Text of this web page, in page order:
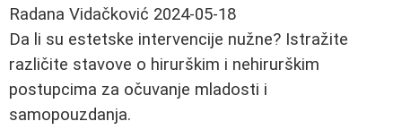
Radana Vidačković 2024-05-18
Da li su estetske intervencije nužne? Istražite
različite stavove o hirurškim i nehirurškim
postupcima za očuvanje mladosti i
samopouzdanja.